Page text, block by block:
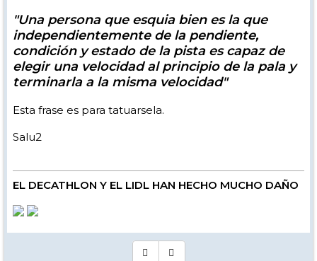
"Una persona que esquia bien es la que
independientemente de la pendiente,
condición y estado de la pista es capaz de
elegir una velocidad al principio de la pala y
terminarla a la misma velocidad"
Esta frase es para tatuarsela.
Salu2
EL DECATHLON Y EL LIDL HAN HECHO MUCHO DAÑO